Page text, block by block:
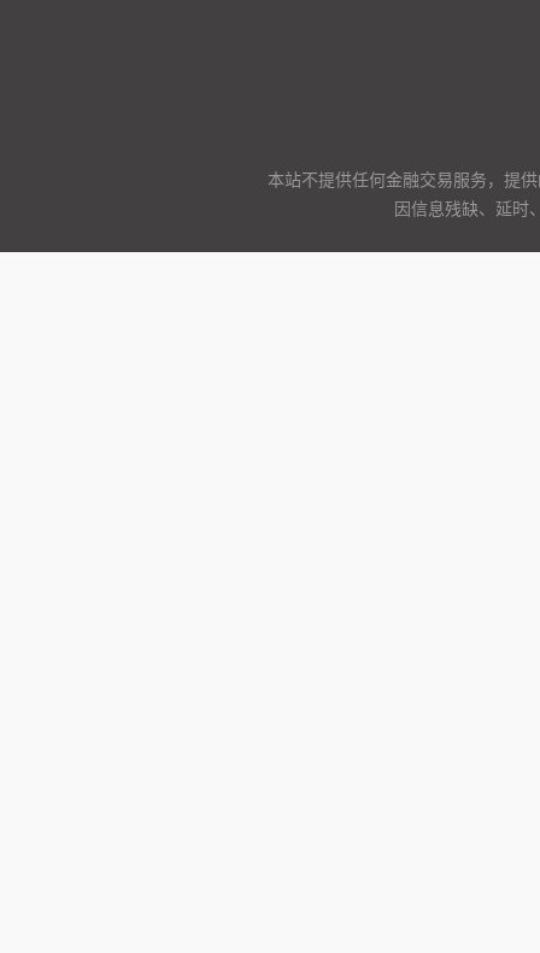
本站不提供任何金融交易服务，提
因信息残缺、延时